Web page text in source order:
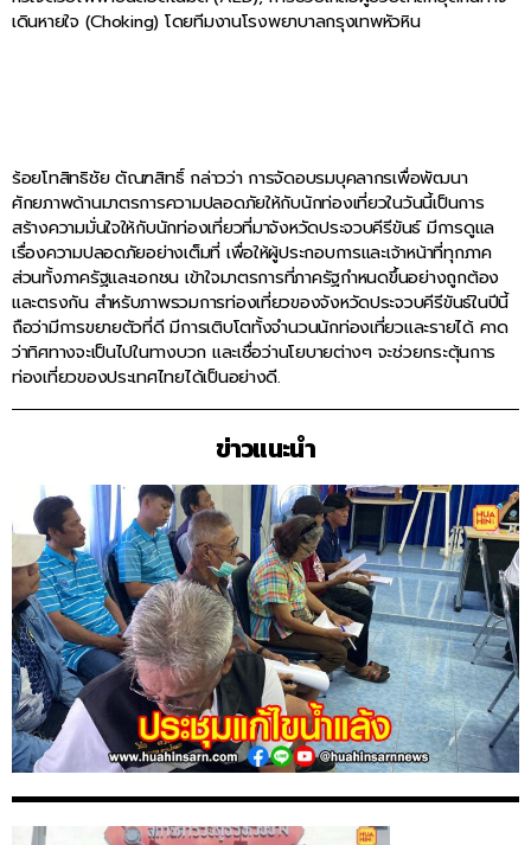
เดินหายใจ (Choking) โดยทีมงานโรงพยาบาลกรุงเทพหัวหิน
ร้อยโทสิทธิชัย ตัณฑสิทธิ์ กล่าวว่า การจัดอบรมบุคลากรเพื่อพัฒนา
ศักยภาพด้านมาตรการความปลอดภัยให้กับนักท่องเที่ยวในวันนี้เป็นการ
สร้างความมั่นใจให้กับนักท่องเที่ยวที่มาจังหวัดประจวบคีรีขันธ์ มีการดูแล
เรื่องความปลอดภัยอย่างเต็มที่ เพื่อให้ผู้ประกอบการและเจ้าหน้าที่ทุกภาค
ส่วนทั้งภาครัฐและเอกชน เข้าใจมาตรการที่ภาครัฐกำหนดขึ้นอย่างถูกต้อง
และตรงกัน สำหรับภาพรวมการท่องเที่ยวของจังหวัดประจวบคีรีขันธ์ในปีนี้
ถือว่ามีการขยายตัวที่ดี มีการเติบโตทั้งจำนวนนักท่องเที่ยวและรายได้ คาด
ว่าทิศทางจะเป็นไปในทางบวก และเชื่อว่านโยบายต่างๆ จะช่วยกระตุ้นการ
ท่องเที่ยวของประเทศไทยได้เป็นอย่างดี.
ข่าวแนะนำ